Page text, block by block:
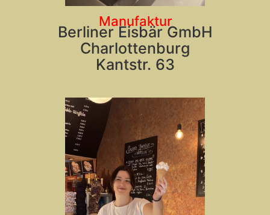
Manufaktur
Berliner Eisbär GmbH
Charlottenburg
Kantstr. 63